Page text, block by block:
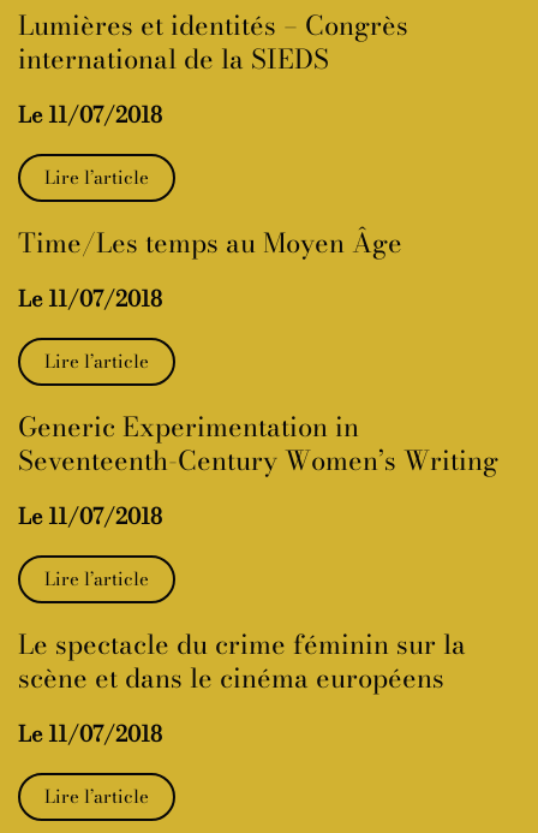
Lumières et identités – Congrès
international de la SIEDS
Le 11/07/2018
Lire l’article
Time/Les temps au Moyen Âge
Le 11/07/2018
Lire l’article
Generic Experimentation in
Seventeenth-Century Women’s Writing
Le 11/07/2018
Lire l’article
Le spectacle du crime féminin sur la
scène et dans le cinéma européens
Le 11/07/2018
Lire l’article